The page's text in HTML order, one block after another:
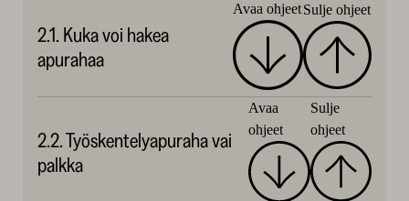
2.1. Kuka voi hakea
apurahaa
Avaa ohjeetSulje ohjeet
2.2. Työskentelyapuraha vai
palkka
Avaa
ohjeet
Sulje
ohjeet